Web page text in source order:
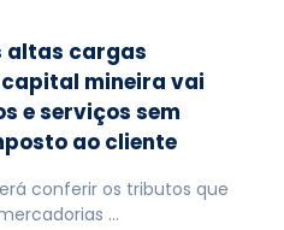
altas cargas
mineira vai
e serviços sem
ao cliente
conferir os tributos que
…